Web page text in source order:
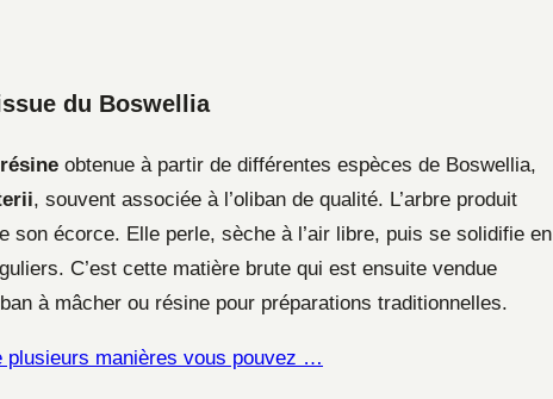
du Boswellia
obtenue à partir de différentes espèces de Boswellia,
, souvent associée à l’oliban de qualité. L’arbre produit
son écorce. Elle perle, sèche à l’air libre, puis se solidifie en
C’est cette matière brute qui est ensuite vendue
à mâcher ou résine pour préparations traditionnelles.
plusieurs manières vous pouvez …